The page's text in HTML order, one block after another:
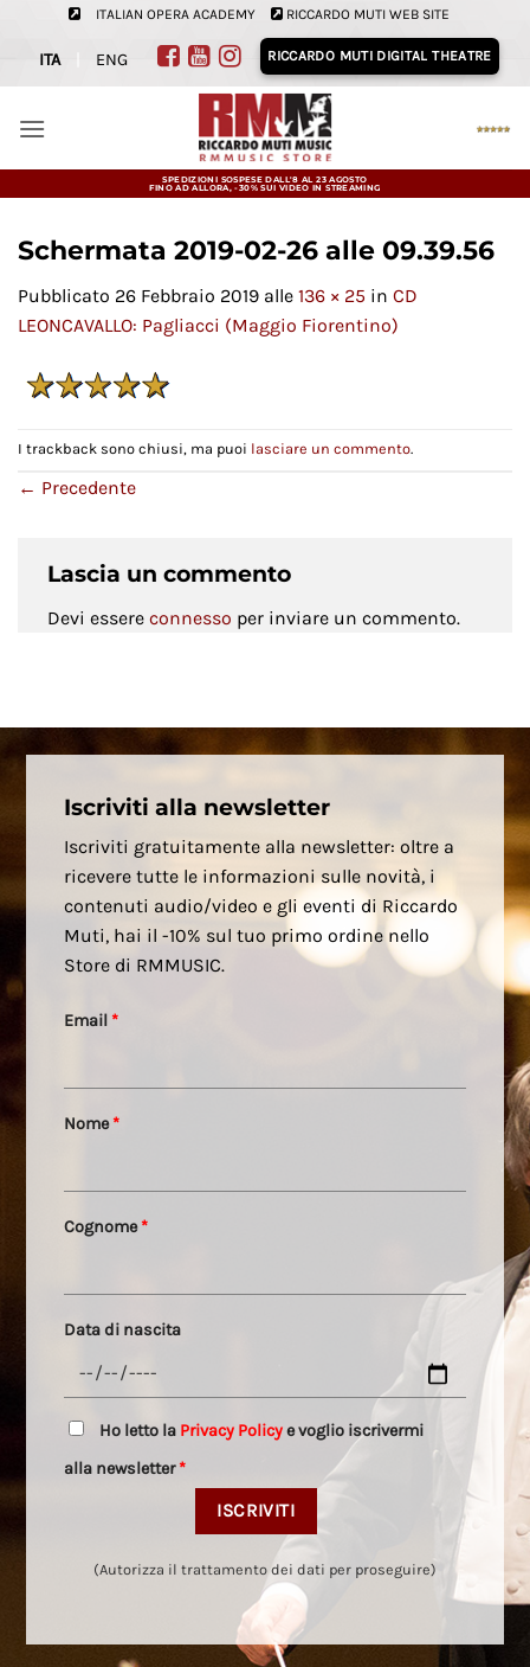
contenuti
ITALIAN OPERA ACADEMY RICCARDO MUTI WEB SITE
ITA ENG RICCARDO MUTI DIGITAL THEATRE
SPEDIZIONI SOSPESE DALL'8 AL 23 AGOSTO
FINO AD ALLORA, -30% SUI VIDEO IN STREAMING
Schermata 2019-02-26 alle 09.39.56
Pubblicato 26 Febbraio 2019 alle 136 × 25 in CD
LEONCAVALLO: Pagliacci (Maggio Fiorentino)
I trackback sono chiusi, ma puoi lasciare un commento.
← Precedente
Lascia un commento
Devi essere connesso per inviare un commento.
Iscriviti alla newsletter
Iscriviti gratuitamente alla newsletter: oltre a
ricevere tutte le informazioni sulle novità, i
contenuti audio/video e gli eventi di Riccardo
Muti, hai il -10% sul tuo primo ordine nello
Store di RMMUSIC.
Email*
Nome*
Cognome*
Data di nascita
Ho letto la Privacy Policye voglio iscrivermi
alla newsletter*
(Autorizza il trattamento dei dati per proseguire)